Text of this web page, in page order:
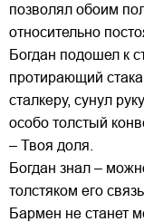
позволял обоим
относительно
Богдан подошел к
протирающий
сталкеру, сунул
особо толстый
– Твоя доля.
Богдан знал –
толстяком его
Бармен не станет